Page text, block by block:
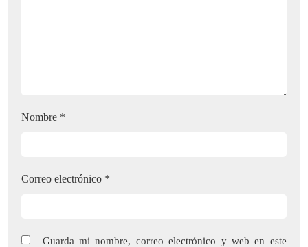
Nombre *
Correo electrónico *
Guarda mi nombre, correo electrónico y web en este